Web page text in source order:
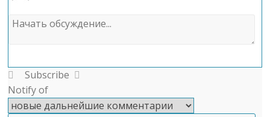
Subscribe
Notify of